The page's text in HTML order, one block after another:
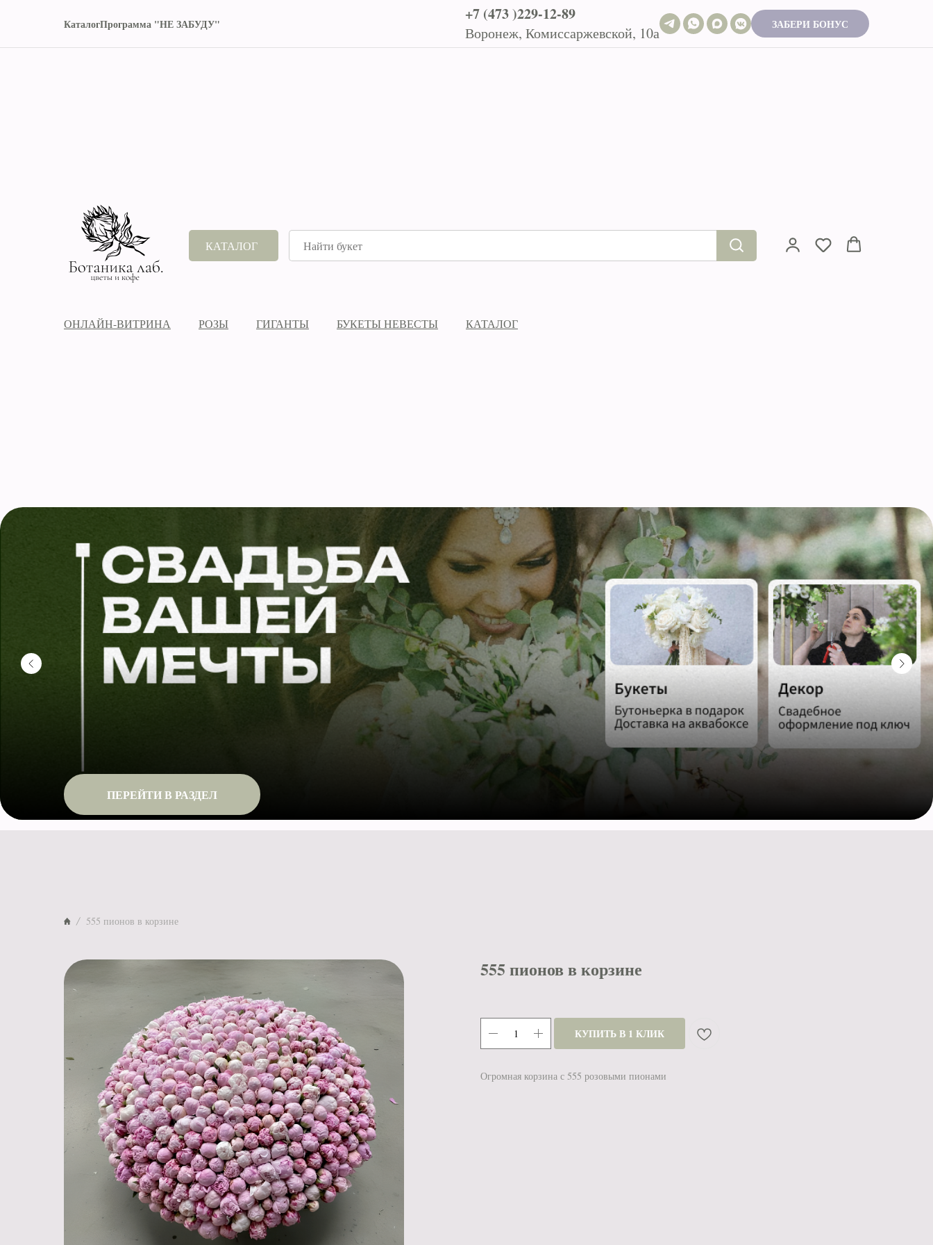
КаталогПрограмма "НЕ ЗАБУДУ" +7 (473 )229-12-89
Воронеж, Комиссаржевской, 10а ЗАБЕРИ БОНУС
КАТАЛОГ
ОНЛАЙН-ВИТРИНА РОЗЫ ГИГАНТЫ БУКЕТЫ НЕВЕСТЫ КАТАЛОГ
ПЕРЕЙТИ В РАЗДЕЛ
555 пионов в корзине
555 пионов в корзине
КУПИТЬ В 1 КЛИК
Огромная корзина с 555 розовыми пионами